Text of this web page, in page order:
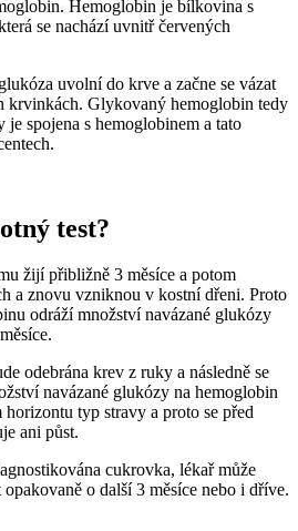
Hemoglobin je bílkovina s
se nachází uvnitř červených
uvolní do krve a začne se vázat
krvinkách. Glykovaný hemoglobin tedy
spojena s hemoglobinem a tato
test?
žijí přibližně 3 měsíce a potom
a znovu vzniknou v kostní dřeni. Proto
odráží množství navázané glukózy
odebrána krev z ruky a následně se
navázané glukózy na hemoglobin
typ stravy a proto se před
ani půst.
cukrovka, lékař může
o další 3 měsíce nebo i dříve.